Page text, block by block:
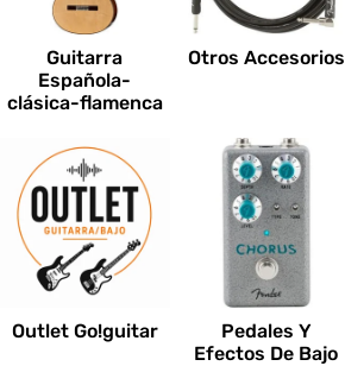
Guitarra
Española-
clásica-flamenca
Otros Accesorios
Outlet Go!guitar
Pedales Y
Efectos De Bajo